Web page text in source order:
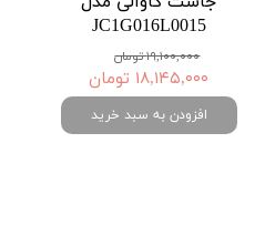
JC1G016L0015
۱۹,۱۰۰,۰۰۰ تومان
۱۸,۱۴۵,۰۰۰ تومان
افزودن به سبد خرید